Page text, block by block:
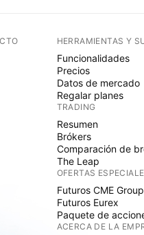
HERRAMIENTAS Y
Funcionalidades
Precios
Datos de mercado
Regalar planes
TRADING
Resumen
Brókers
Comparación de
The Leap
OFERTAS
Futuros CME Group
Futuros Eurex
Paquete de
ACERCA DE LA